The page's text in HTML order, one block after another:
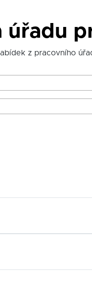
úřadu
z pracovního